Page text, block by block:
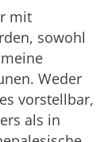
mit
sowohl
Weder
vorstellbar,
als in